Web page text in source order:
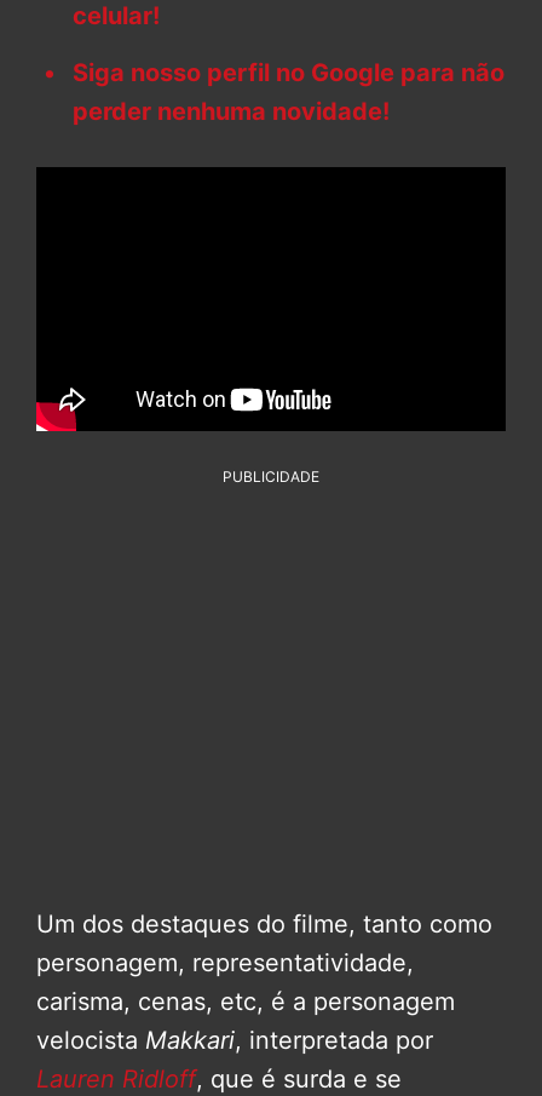
celular!
Siga nosso perfil no Google para não
perder nenhuma novidade!
PUBLICIDADE
Um dos destaques do filme, tanto como
personagem, representatividade,
carisma, cenas, etc, é a personagem
velocista Makkari, interpretada por
Lauren Ridloff, que é surda e se